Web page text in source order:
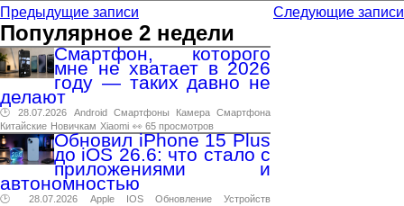
Предыдущие записи Следующие записи
Популярное 2 недели
Смартфон, которого
мне не хватает в 2026
году — таких давно не
делают
🕑 28.07.2026 Android Смартфоны Камера Смартфона
Китайские Новичкам Xiaomi 👀 65 просмотров
Обновил iPhone 15 Plus
до iOS 26.6: что стало с
приложениями и
автономностью
🕑 28.07.2026 Apple IOS Обновление
Устройств